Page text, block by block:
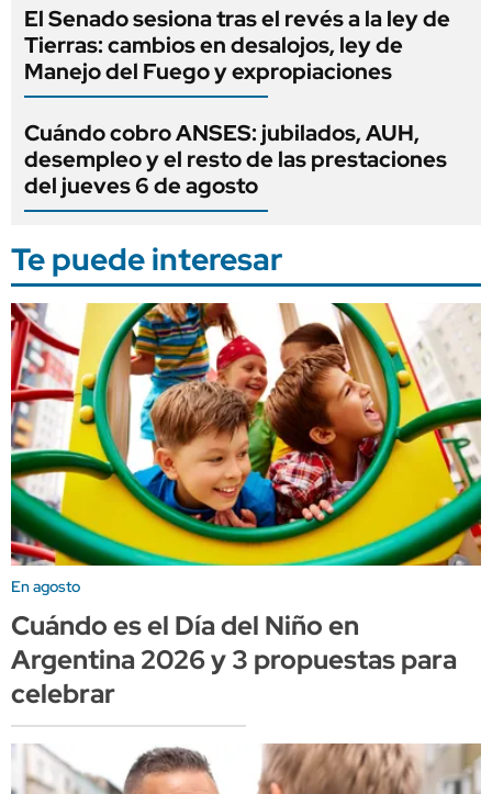
El Senado sesiona tras el revés a la ley de
Tierras: cambios en desalojos, ley de
Manejo del Fuego y expropiaciones
Cuándo cobro ANSES: jubilados, AUH,
desempleo y el resto de las prestaciones
del jueves 6 de agosto
Te puede interesar
En agosto
Cuándo es el Día del Niño en
Argentina 2026 y 3 propuestas para
celebrar